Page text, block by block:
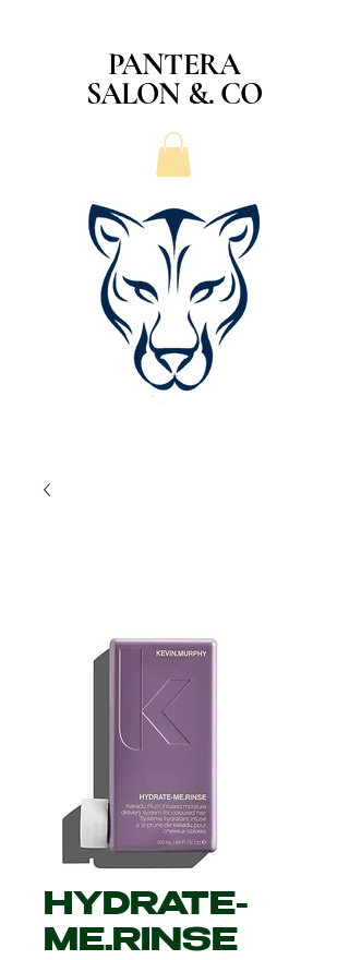
PANTERA
SALON &. CO
HYDRATE-
ME.RINSE